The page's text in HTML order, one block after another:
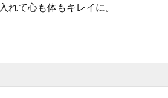
れて心も体もキレイに。